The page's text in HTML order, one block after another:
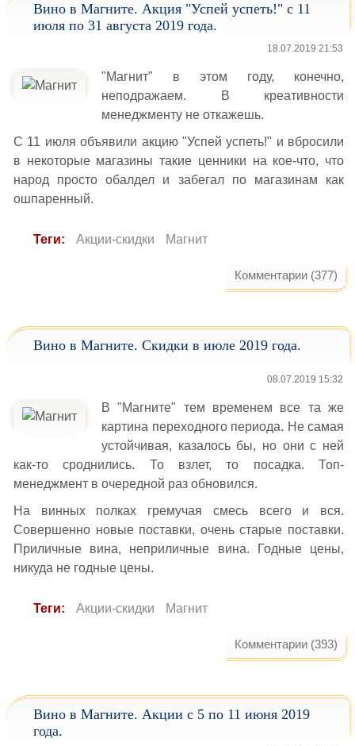
Вино в Магните. Акция "Успей успеть!" с 11
июля по 31 августа 2019 года.
18.07.2019 21:53
"Магнит" в этом году, конечно,
неподражаем. В креативности
менеджменту не откажешь.
С 11 июля объявили акцию "Успей успеть!" и вбросили
в некоторые магазины такие ценники на кое-что, что
народ просто обалдел и забегал по магазинам как
ошпаренный.
Теги: Акции-скидки Магнит
Комментарии (377)
Вино в Магните. Скидки в июле 2019 года.
08.07.2019 15:32
В "Магните" тем временем все та же
картина переходного периода. Не самая
устойчивая, казалось бы, но они с ней
как-то сроднились. То взлет, то посадка. Топ-
менеджмент в очередной раз обновился.
На винных полках гремучая смесь всего и вся.
Совершенно новые поставки, очень старые поставки.
Приличные вина, неприличные вина. Годные цены,
никуда не годные цены.
Теги: Акции-скидки Магнит
Комментарии (393)
Вино в Магните. Акции с 5 по 11 июня 2019
года.